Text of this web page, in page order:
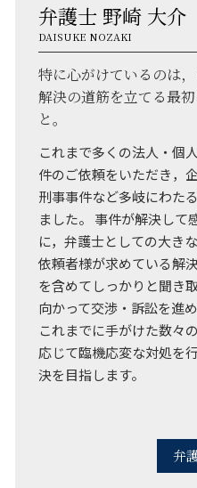
弁護士 野崎 大介
DAISUKE NOZAKI
特に心がけているのは，
解決の道筋を立てる最
と。
これまで多くの法人・個
件のご依頼をいただき，
刑事事件など多岐にわた
ました。 事件が解決して
に，弁護士としての大き
依頼者様が求めている解
を含めてしっかりと聞き
向かって交渉・訴訟を進
これまでに手がけた数々
応じて臨機応変な対処を
決を目指します。
弁